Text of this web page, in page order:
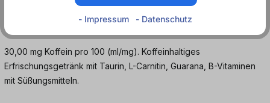
oder als 12er Tray. Spare bei einer Vorrats-Bestellung von 12
Dosen bis zu 20 %, bezogen auf den Einzeldosenpreis.
30,00 mg Koffein pro 100 (ml/mg). Koffeinhaltiges
Erfrischungsgetränk mit Taurin, L-Carnitin, Guarana, B-Vitaminen
mit Süßungsmitteln.
- Impressum - Datenschutz